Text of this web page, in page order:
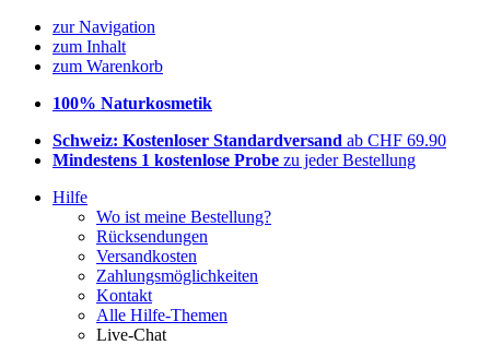
zur Navigation
zum Inhalt
zum Warenkorb
100% Naturkosmetik
Schweiz: Kostenloser Standardversand ab CHF 69.90
Mindestens 1 kostenlose Probe zu jeder Bestellung
Hilfe
Wo ist meine Bestellung?
Rücksendungen
Versandkosten
Zahlungsmöglichkeiten
Kontakt
Alle Hilfe-Themen
Live-Chat